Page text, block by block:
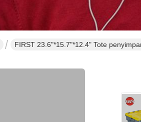
FIRST 23.6"*15.7"*12.4" Tote